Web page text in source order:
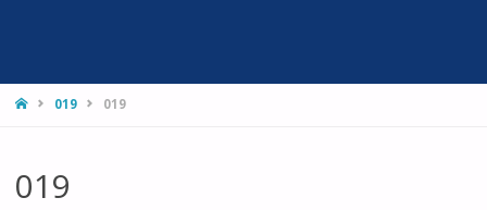
HOME019 019
019